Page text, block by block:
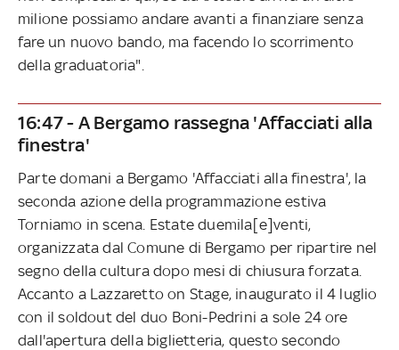
milione possiamo andare avanti a finanziare senza
fare un nuovo bando, ma facendo lo scorrimento
della graduatoria".
16:47 - A Bergamo rassegna 'Affacciati alla
finestra'
Parte domani a Bergamo 'Affacciati alla finestra', la
seconda azione della programmazione estiva
Torniamo in scena. Estate duemila[e]venti,
organizzata dal Comune di Bergamo per ripartire nel
segno della cultura dopo mesi di chiusura forzata.
Accanto a Lazzaretto on Stage, inaugurato il 4 luglio
con il soldout del duo Boni-Pedrini a sole 24 ore
dall'apertura della biglietteria, questo secondo